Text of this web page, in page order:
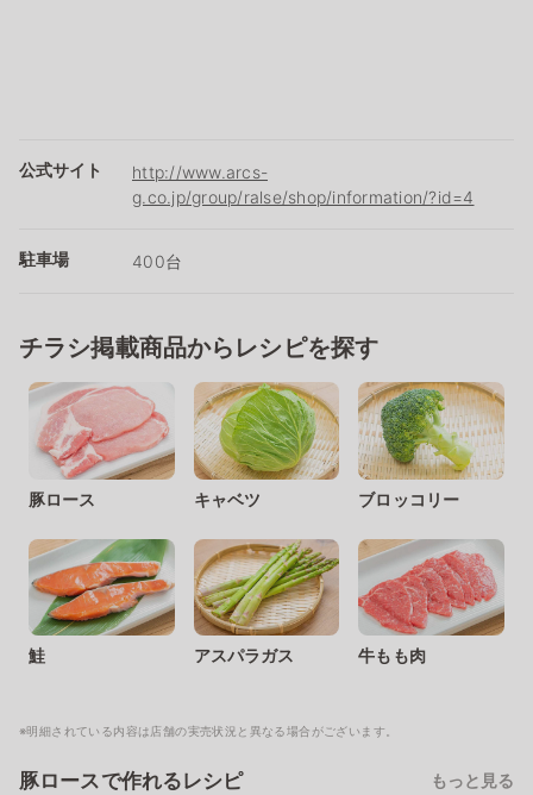
公式サイト
http://www.arcs-
g.co.jp/group/ralse/shop/information/?id=4
駐車場 400台
チラシ掲載商品からレシピを探す
豚ロース キャベツ ブロッコリー
鮭 アスパラガス 牛もも肉
※明細されている内容は店舗の実売状況と異なる場合がございます。
豚ロースで作れるレシピ もっと見る